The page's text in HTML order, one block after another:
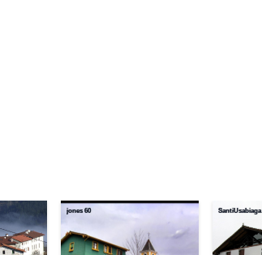
jones 60 SantiUsabiaga